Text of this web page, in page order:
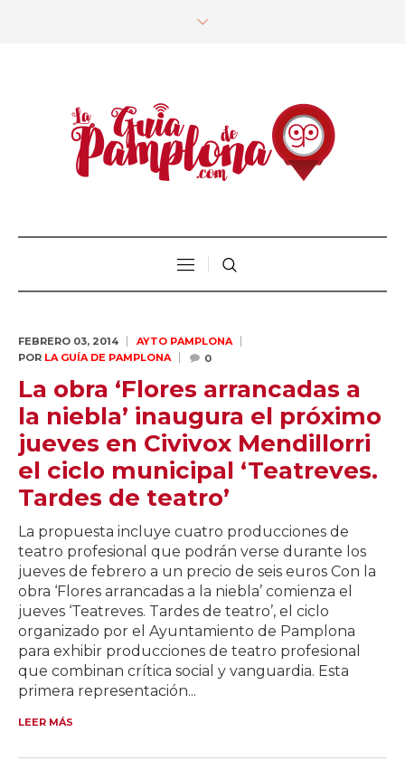
FEBRERO 03, 2014
AYTO PAMPLONA
POR LA GUÍA DE PAMPLONA 0
La obra ‘Flores arrancadas a
la niebla’ inaugura el próximo
jueves en Civivox Mendillorri
el ciclo municipal ‘Teatreves.
Tardes de teatro’
La propuesta incluye cuatro producciones de
teatro profesional que podrán verse durante los
jueves de febrero a un precio de seis euros Con la
obra ‘Flores arrancadas a la niebla’ comienza el
jueves ‘Teatreves. Tardes de teatro’, el ciclo
organizado por el Ayuntamiento de Pamplona
para exhibir producciones de teatro profesional
que combinan crítica social y vanguardia. Esta
primera representación...
LEER MÁS